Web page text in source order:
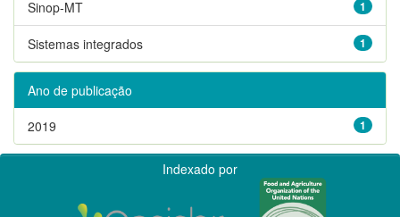
1
Sinop-MT
1
Sistemas integrados
Ano de publicação
1
2019
Indexado por